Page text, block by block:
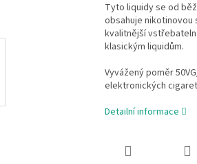
Tyto liquidy se od
obsahuje nikotinovou
kvalitnější
klasickým liquidům.
Vyvážený poměr
elektronických
Detailní informace